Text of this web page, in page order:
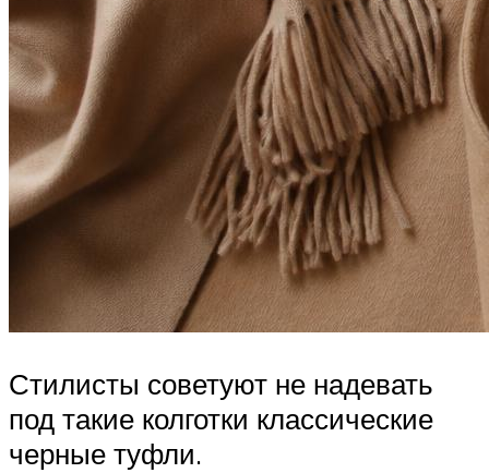
Стилисты советуют не надевать
под такие колготки классические
черные туфли.